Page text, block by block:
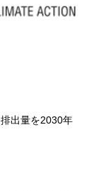
出量を2030年